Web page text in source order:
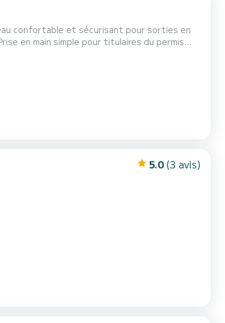
en main simple pour titulaires du permis
5.0 (3 avis)